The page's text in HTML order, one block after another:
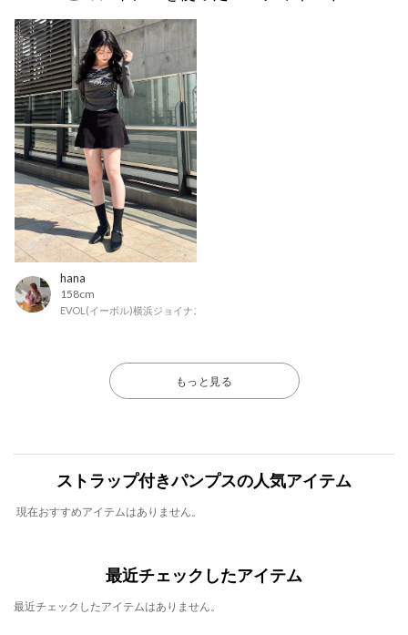
hana
158cm
EVOL(イーボル)横浜ジョイナス店
もっと見る
ストラップ付きパンプスの人気アイテム
現在おすすめアイテムはありません。
最近チェックしたアイテム
最近チェックしたアイテムはありません。